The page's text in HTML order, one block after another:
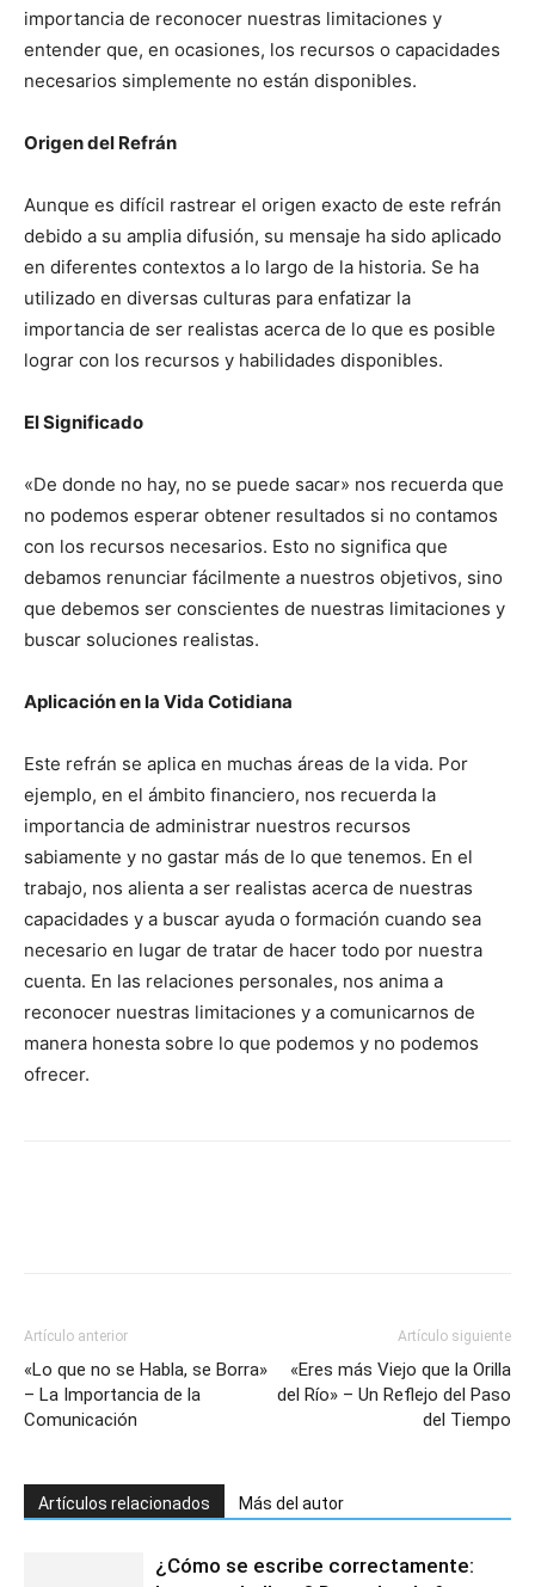
importancia de reconocer nuestras limitaciones y
entender que, en ocasiones, los recursos o capacidades
necesarios simplemente no están disponibles.
Origen del Refrán
Aunque es difícil rastrear el origen exacto de este refrán
debido a su amplia difusión, su mensaje ha sido aplicado
en diferentes contextos a lo largo de la historia. Se ha
utilizado en diversas culturas para enfatizar la
importancia de ser realistas acerca de lo que es posible
lograr con los recursos y habilidades disponibles.
El Significado
«De donde no hay, no se puede sacar» nos recuerda que
no podemos esperar obtener resultados si no contamos
con los recursos necesarios. Esto no significa que
debamos renunciar fácilmente a nuestros objetivos, sino
que debemos ser conscientes de nuestras limitaciones y
buscar soluciones realistas.
Aplicación en la Vida Cotidiana
Este refrán se aplica en muchas áreas de la vida. Por
ejemplo, en el ámbito financiero, nos recuerda la
importancia de administrar nuestros recursos
sabiamente y no gastar más de lo que tenemos. En el
trabajo, nos alienta a ser realistas acerca de nuestras
capacidades y a buscar ayuda o formación cuando sea
necesario en lugar de tratar de hacer todo por nuestra
cuenta. En las relaciones personales, nos anima a
reconocer nuestras limitaciones y a comunicarnos de
manera honesta sobre lo que podemos y no podemos
ofrecer.
Artículo anterior
«Lo que no se Habla, se Borra»
– La Importancia de la
Comunicación
Artículo siguiente
«Eres más Viejo que la Orilla
del Río» – Un Reflejo del Paso
del Tiempo
Artículos relacionados Más del autor
¿Cómo se escribe correctamente: